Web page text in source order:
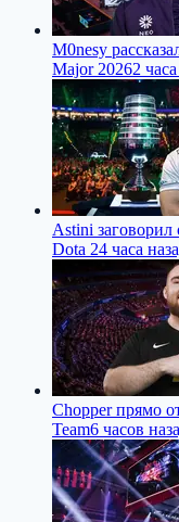
M0nesy
Major 20262
Astini
Dota 24 часа
Chopper прямо
Team6 часов